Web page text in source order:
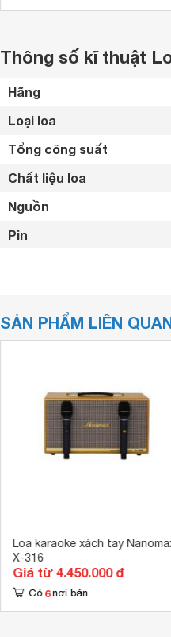
Thông số kĩ thuật
Hãng
Loại loa
Tổng công suất
Chất liệu loa
Nguồn
Pin
Tiện ích
Kích thước loa Sub/Bass
Tổng số loa bass
Kích thước loa Treble
SẢN PHẨM LIÊN
Loa karaoke xách tay
X-316
Giá từ 4.450.000 đ
Có 6 nơi bán